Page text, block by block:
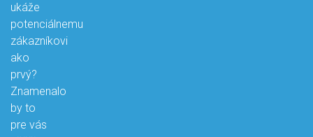
ukáže
potenciálnemu
zákazníkovi
ako
prvý?
Znamenalo
by to
pre vás